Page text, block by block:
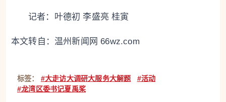
记者：叶德初 李盛亮 桂寅
本文转自： 温州新闻网 66wz.com
标签： #大走访大调研大服务大解题
#活动
#龙湾区委书记夏禹桨